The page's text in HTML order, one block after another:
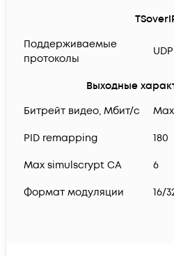
Поддерживаемые
протоколы
UDP
Выходные
Битрейт видео, Мбит/с
PID remapping 180
Max simulscrypt CA 6
Формат модуляции 16/